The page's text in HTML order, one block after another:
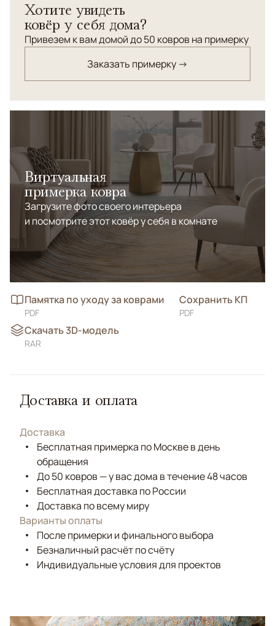
хлопковой уточной основе. Классический орнамент
"Раджастан" без центрального медальона.
Хотите увидеть
ковёр у себя дома?
Привезем к вам домой до 50 ковров на примерку
Заказать примерку →
Виртуальная
примерка ковра
Загрузите фото своего интерьера
и посмотрите этот ковёр у себя в комнате
Памятка по уходу за коврами
PDF
Сохранить КП
PDF
Скачать 3D-модель
RAR
Доставка и оплата
Доставка
Бесплатная примерка по Москве в день
обращения
До 50 ковров — у вас дома в течение 48 часов
Бесплатная доставка по России
Доставка по всему миру
Варианты оплаты
После примерки и финального выбора
Безналичный расчёт по счёту
Индивидуальные условия для проектов